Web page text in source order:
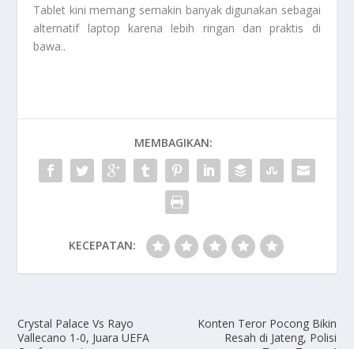
Tablet kini memang semakin banyak digunakan sebagai
alternatif laptop karena lebih ringan dan praktis di
bawa..
MEMBAGIKAN:
KECEPATAN:
Crystal Palace Vs Rayo
Vallecano 1-0, Juara UEFA
Konten Teror Pocong Bikin
Resah di Jateng, Polisi